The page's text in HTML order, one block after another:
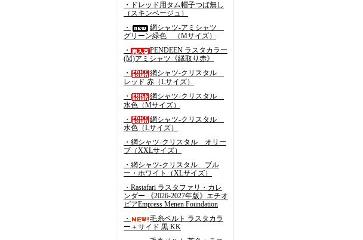
・ドレッド用タム帽子つば無し
（スキンベージュ）
・
網シャツ-アミシャツ
グリーン緑色 （Mサイズ）
・
PENDEEN ラスタカラー
(M)アミシャツ《縁取り赤》
・
網シャツ-クリスタル
レッド 赤（Lサイズ）
・
網シャツ-クリスタル
水色（Mサイズ）
・
網シャツ-クリスタル
水色（Lサイズ）
・網シャツ-クリスタル オリー
ブ（XXLサイズ）
・網シャツ-クリスタル ブル
ー・ホワイト（XLサイズ）
・Rastafari ラスタファリ・カレ
ンダー 《2026-2027年版》エチオ
ピアEmpress Menen Foundation
・
毛糸ベルト ラスタカラ
ー＋サイド 黒 KK